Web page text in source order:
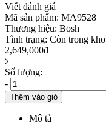
Viết đánh giá
Mã sản phẩm: MA9528
Thương hiệu: Bosh
Tình trạng: Còn trong kho
2,649,000đ
Số lượng:
-
Thêm vào giỏ
Mô tả